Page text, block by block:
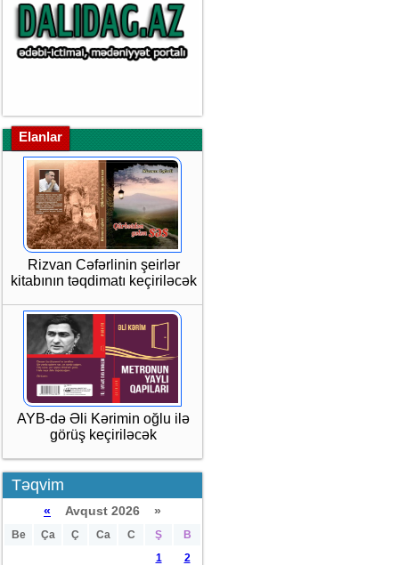
Elanlar
Rizvan Cəfərlinin şeirlər
kitabının təqdimatı keçiriləcək
AYB-də Əli Kərimin oğlu ilə
görüş keçiriləcək
Təqvim
« Avqust 2026 »
Be Ça Ç Ca C Ş
B
1
2